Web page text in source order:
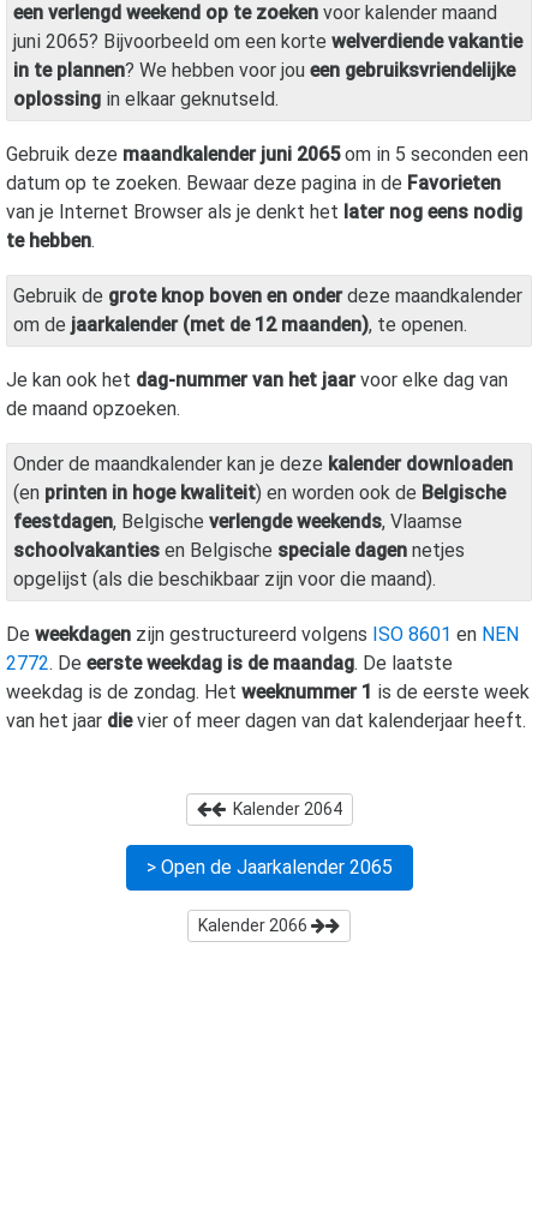
een verlengd weekend op te zoeken voor kalender maand
juni 2065? Bijvoorbeeld om een korte welverdiende vakantie
in te plannen? We hebben voor jou een gebruiksvriendelijke
oplossing in elkaar geknutseld.
Gebruik deze maandkalender juni 2065om in 5 seconden een
datum op te zoeken. Bewaar deze pagina in de Favorieten
van je Internet Browser als je denkt het later nog eens nodig
te hebben.
Gebruik de grote knop boven en onderdeze maandkalender
om de jaarkalender (met de 12 maanden), te openen.
Je kan ook het dag-nummer van het jaarvoor elke dag van
de maand opzoeken.
Onder de maandkalender kan je deze kalender downloaden
(en printen in hoge kwaliteit) en worden ook de Belgische
feestdagen, Belgische verlengde weekends, Vlaamse
schoolvakanties en Belgische speciale dagen netjes
opgelijst (als die beschikbaar zijn voor die maand).
De weekdagen zijn gestructureerd volgens ISO 8601 en NEN
2772. De eerste weekdag is de maandag. De laatste
weekdag is de zondag. Het weeknummer 1 is de eerste week
van het jaar dievier of meer dagen van dat kalenderjaar heeft.
Kalender 2064
> Open de Jaarkalender 2065
Kalender 2066